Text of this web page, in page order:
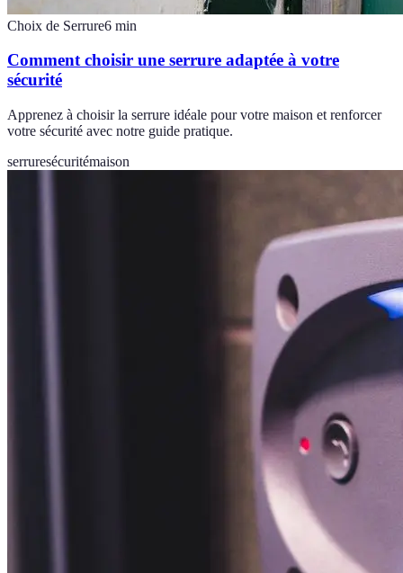
Choix de Serrure6 min
Comment choisir une serrure adaptée à votre
sécurité
Apprenez à choisir la serrure idéale pour votre maison et renforcer
votre sécurité avec notre guide pratique.
serruresécuritémaison